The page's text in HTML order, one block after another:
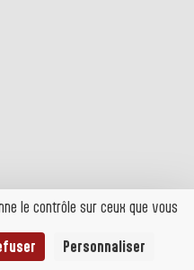
le contrôle sur ceux que vous
Personnaliser